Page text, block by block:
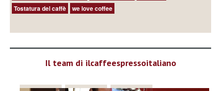
Tostatura del caffè
we love coffee
Il team di ilcaffeespressoitaliano